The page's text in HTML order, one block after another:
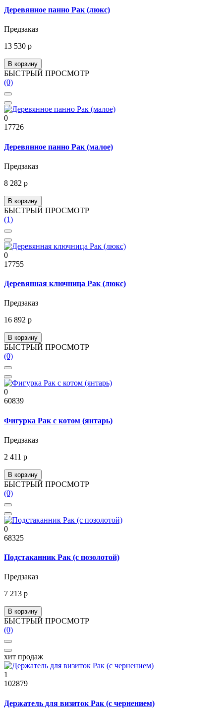
Деревянное панно Рак (люкс)
Предзаказ
13 530 р
В корзину
БЫСТРЫЙ ПРОСМОТР
(0)
0
17726
Деревянное панно Рак (малое)
Предзаказ
8 282 р
В корзину
БЫСТРЫЙ ПРОСМОТР
(1)
0
17755
Деревянная ключница Рак (люкс)
Предзаказ
16 892 р
В корзину
БЫСТРЫЙ ПРОСМОТР
(0)
0
60839
Фигурка Рак с котом (янтарь)
Предзаказ
2 411 р
В корзину
БЫСТРЫЙ ПРОСМОТР
(0)
0
68325
Подстаканник Рак (с позолотой)
Предзаказ
7 213 р
В корзину
БЫСТРЫЙ ПРОСМОТР
(0)
хит продаж
1
102879
Держатель для визиток Рак (с чернением)